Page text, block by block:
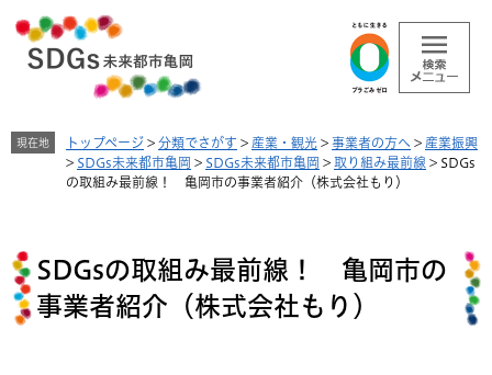
へ
現在地 トップページ > 分類でさがす > 産業・観光 > 事業者の方へ > 産業振興
> SDGs未来都市亀岡 > SDGs未来都市亀岡 > 取り組み最前線 > SDGs
の取組み最前線！ 亀岡市の事業者紹介（株式会社もり）
文
SDGsの取組み最前線！ 亀岡市の
事業者紹介（株式会社もり）